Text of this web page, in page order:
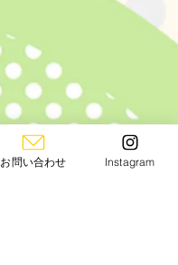
お問い合わせ Instagram